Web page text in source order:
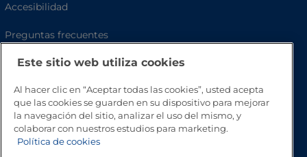
Accesibilidad
Preguntas frecuentes
Este sitio web utiliza cookies
Al hacer clic en “Aceptar todas las cookies”, usted acepta
que las cookies se guarden en su dispositivo para mejorar
la navegación del sitio, analizar el uso del mismo, y
colaborar con nuestros estudios para marketing.
Política de cookies